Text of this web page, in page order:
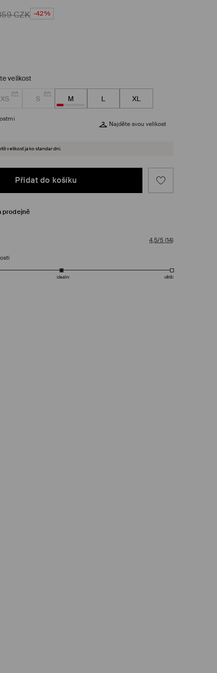
CZK -42%
velikost
XS S M L XL
Najděte svou velikost
velikost jako standardní.
Přidat do košíku
prodejně
4,5/5 (14)
ideální větší